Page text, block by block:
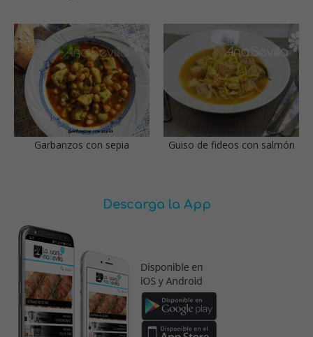
Garbanzos con sepia Guiso de fideos con salmón
Descarga la App